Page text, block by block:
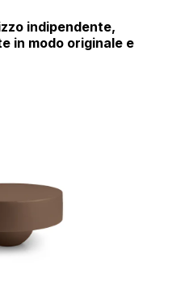
indipendente,
in modo originale e